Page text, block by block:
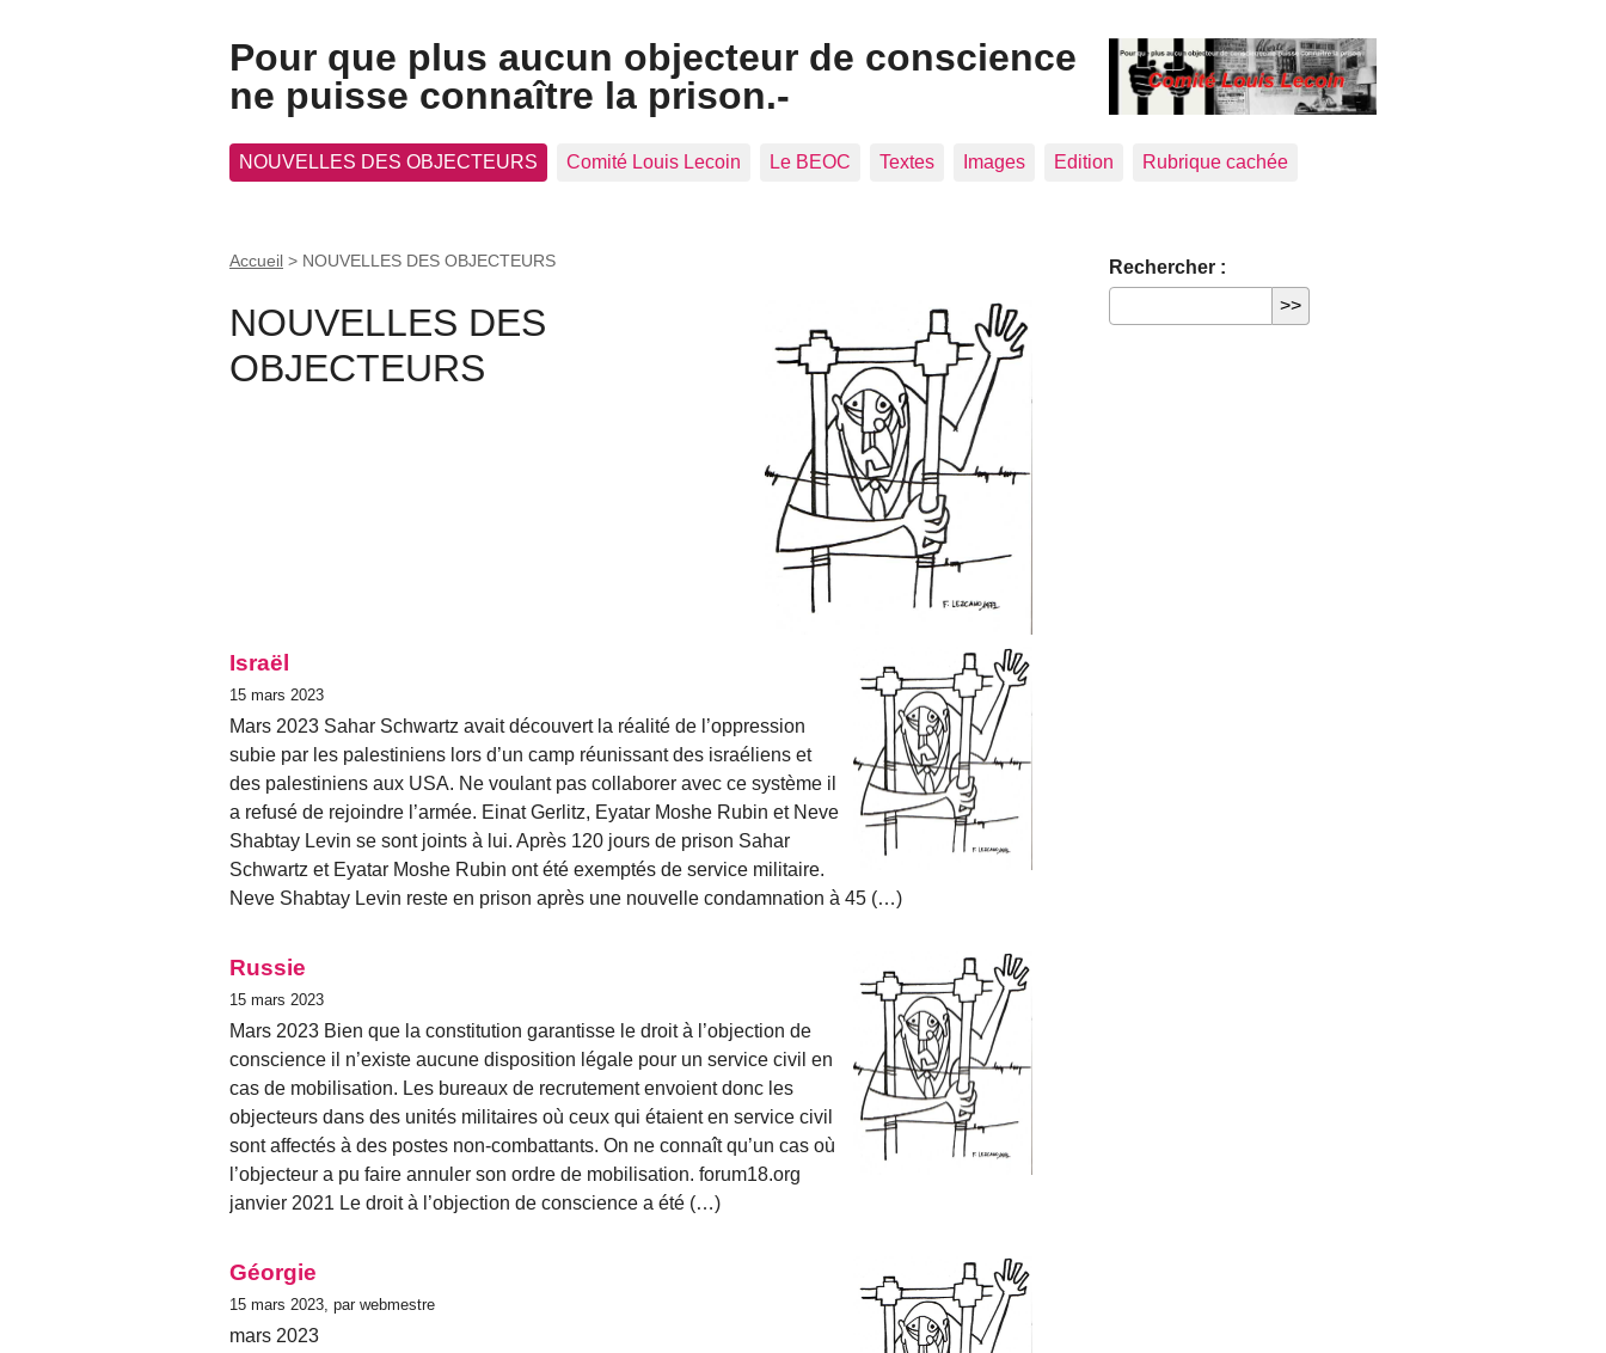
Pour que plus aucun objecteur de conscience
ne puisse connaître la prison.-
NOUVELLES DES OBJECTEURS Comité Louis Lecoin Le BEOC Textes Images Edition Rubrique cachée
Accueil > NOUVELLES DES OBJECTEURS
NOUVELLES DES
OBJECTEURS
Israël
15 mars 2023
Mars 2023 Sahar Schwartz avait découvert la réalité de l’oppression
subie par les palestiniens lors d’un camp réunissant des israéliens et
des palestiniens aux USA. Ne voulant pas collaborer avec ce système il
a refusé de rejoindre l’armée. Einat Gerlitz, Eyatar Moshe Rubin et Neve
Shabtay Levin se sont joints à lui. Après 120 jours de prison Sahar
Schwartz et Eyatar Moshe Rubin ont été exemptés de service militaire.
Neve Shabtay Levin reste en prison après une nouvelle condamnation à 45 (…)
Russie
15 mars 2023
Mars 2023 Bien que la constitution garantisse le droit à l’objection de
conscience il n’existe aucune disposition légale pour un service civil en
cas de mobilisation. Les bureaux de recrutement envoient donc les
objecteurs dans des unités militaires où ceux qui étaient en service civil
sont affectés à des postes non-combattants. On ne connaît qu’un cas où
l’objecteur a pu faire annuler son ordre de mobilisation. forum18.org
janvier 2021 Le droit à l’objection de conscience a été (…)
Géorgie
15 mars 2023, par webmestre
mars 2023
Rechercher :